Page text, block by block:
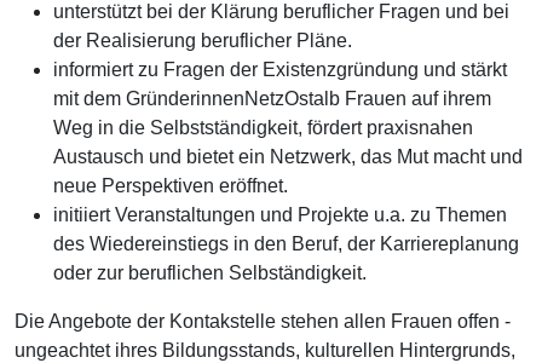
unterstützt bei der Klärung beruflicher Fragen und bei
der Realisierung beruflicher Pläne.
informiert zu Fragen der Existenzgründung und stärkt
mit dem GründerinnenNetzOstalb Frauen auf ihrem
Weg in die Selbstständigkeit, fördert praxisnahen
Austausch und bietet ein Netzwerk, das Mut macht und
neue Perspektiven eröffnet.
initiiert Veranstaltungen und Projekte u.a. zu Themen
des Wiedereinstiegs in den Beruf, der Karriereplanung
oder zur beruflichen Selbständigkeit.
Die Angebote der Kontakstelle stehen allen Frauen offen -
ungeachtet ihres Bildungsstands, kulturellen Hintergrunds,